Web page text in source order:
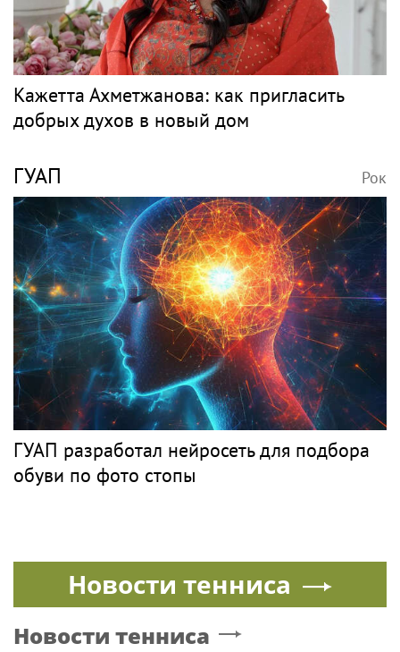
Кажетта Ахметжанова: как пригласить
добрых духов в новый дом
ГУАП Рок
ГУАП разработал нейросеть для подбора
обуви по фото стопы
Новости тенниса
Новости тенниса